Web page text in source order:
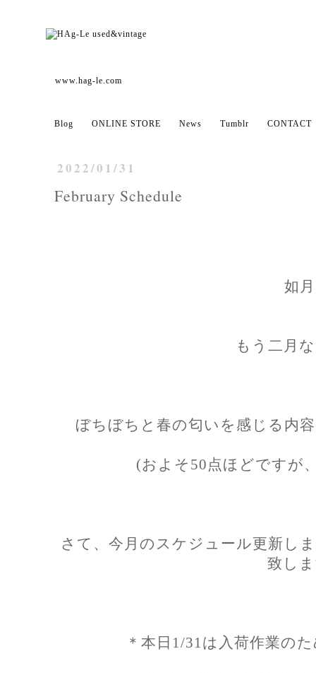
www.hag-le.com
Blog ONLINE STORE News Tumblr CONTACT
2022/01/31
February Schedule
如月
もう二月
ぼちぼちと春の匂いを感じる内
(およそ50点ほどですが
さて、今月のスケジュール更新し
致し
＊本日1/31は入荷作業の